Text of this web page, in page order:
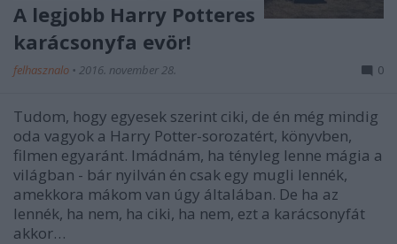
A legjobb Harry Potteres
karácsonyfa evör!
felhasznalo • 2016. november 28. 0
Tudom, hogy egyesek szerint ciki, de én még mindig
oda vagyok a Harry Potter-sorozatért, könyvben,
filmen egyaránt. Imádnám, ha tényleg lenne mágia a
világban - bár nyilván én csak egy mugli lennék,
amekkora mákom van úgy általában. De ha az
lennék, ha nem, ha ciki, ha nem, ezt a karácsonyfát
akkor…